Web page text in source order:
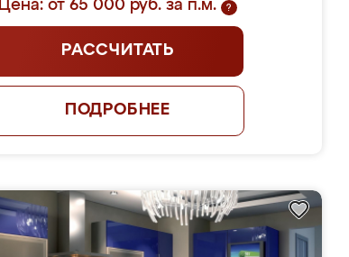
Цена: от 65 000 руб. за п.м. ?
РАССЧИТАТЬ
ПОДРОБНЕЕ